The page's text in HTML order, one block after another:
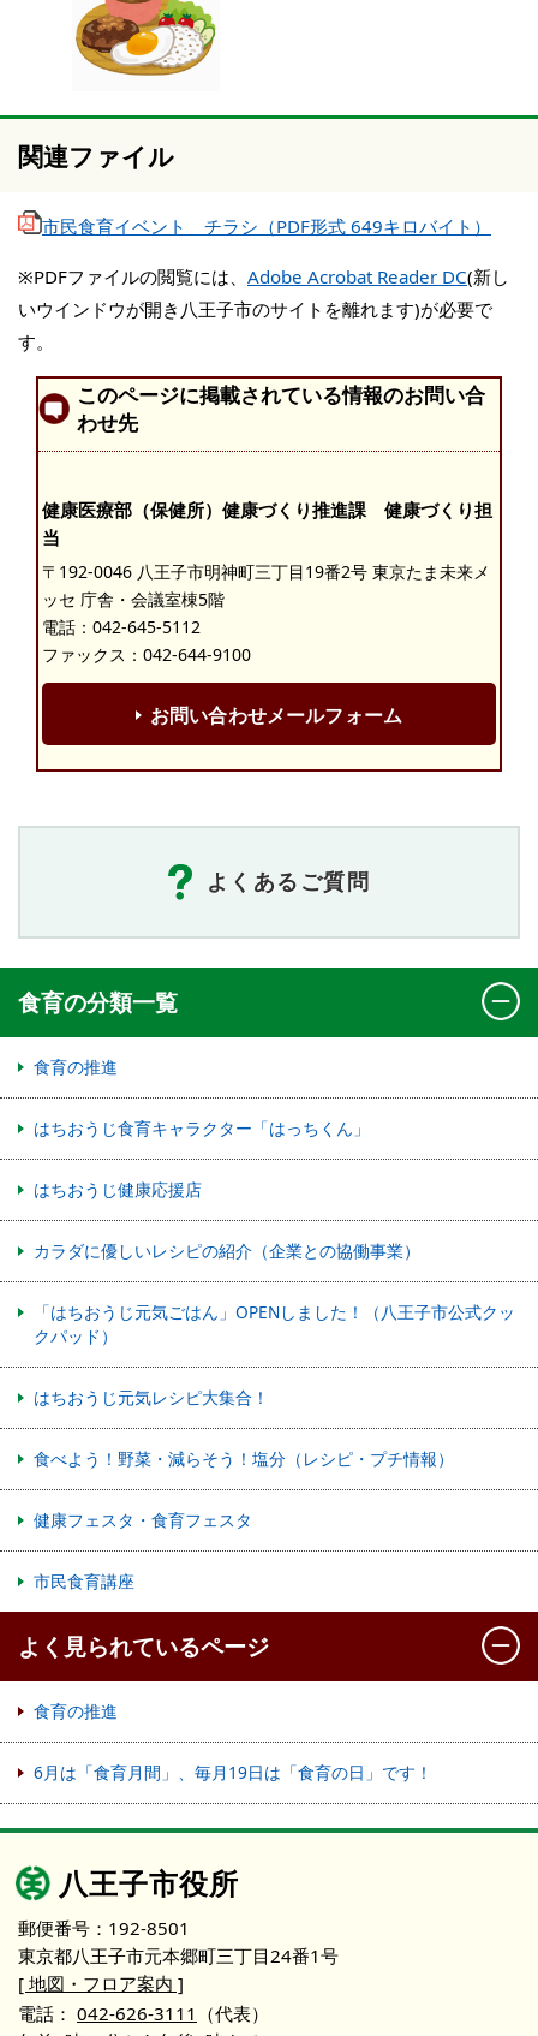
関連ファイル
市民食育イベント チラシ（PDF形式 649キロバイト）
※PDFファイルの閲覧には、 Adobe Acrobat Reader DC(新し
いウインドウが開き八王子市のサイトを離れます)が必要で
す。
このページに掲載されている情報のお問い合
わせ先
健康医療部（保健所）健康づくり推進課 健康づくり担
当
〒192-0046 八王子市明神町三丁目19番2号 東京たま未来メ
ッセ 庁舎・会議室棟5階
電話： 042-645-5112
ファックス：042-644-9100
お問い合わせメールフォーム
よくあるご質問
食育の分類一覧
食育の推進
はちおうじ食育キャラクター「はっちくん」
はちおうじ健康応援店
カラダに優しいレシピの紹介（企業との協働事業）
「はちおうじ元気ごはん」OPENしました！（八王子市公式クッ
クパッド）
はちおうじ元気レシピ大集合！
食べよう！野菜・減らそう！塩分（レシピ・プチ情報）
健康フェスタ・食育フェスタ
市民食育講座
よく見られているページ
食育の推進
6月は「食育月間」、毎月19日は「食育の日」です！
八王子市役所
郵便番号：192-8501
東京都八王子市元本郷町三丁目24番1号
[ 地図・フロア案内 ]
電話： 042-626-3111 （代表）